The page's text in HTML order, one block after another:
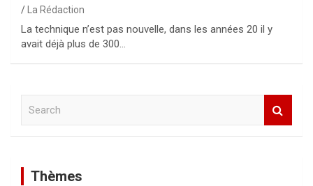
La Rédaction
La technique n’est pas nouvelle, dans les années 20 il y
avait déjà plus de 300…
Thèmes